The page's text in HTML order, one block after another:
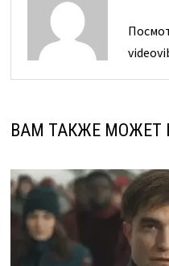
ВАМ ТАКЖЕ МОЖЕТ